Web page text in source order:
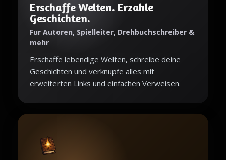
Erschaffe Welten. Erzahle
Geschichten.
Fur Autoren, Spielleiter, Drehbuchschreiber &
mehr
Erschaffe lebendige Welten, schreibe deine
Geschichten und verknupfe alles mit
erweiterten Links und einfachen Verweisen.